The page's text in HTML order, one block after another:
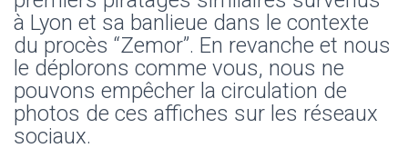
à Lyon et sa banlieue dans le contexte
du procès “Zemor”. En revanche et nous
le déplorons comme vous, nous ne
pouvons empêcher la circulation de
photos de ces affiches sur les réseaux
sociaux.